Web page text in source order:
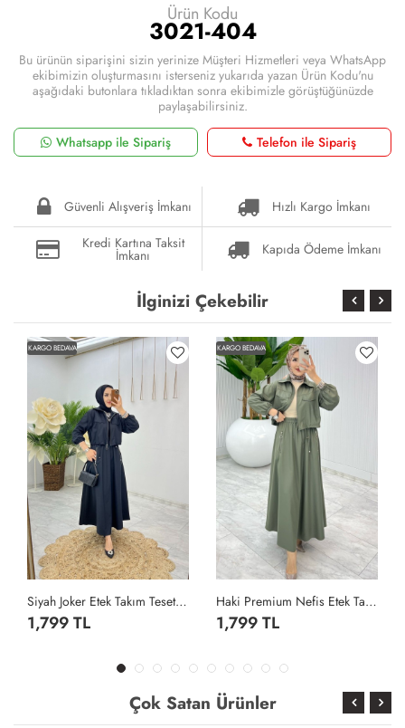
Ürün Kodu
3021-404
Bu ürünün siparişini sizin yerinize Müşteri Hizmetleri veya WhatsApp
ekibimizin oluşturmasını isterseniz yukarıda yazan Ürün Kodu'nu
aşağıdaki butonlara tıkladıktan sonra ekibimizle görüştüğünüzde
paylaşabilirsiniz.
Whatsapp ile Sipariş
Telefon ile Sipariş
Güvenli Alışveriş İmkanı
Hızlı Kargo İmkanı
Kredi Kartına Taksit
İmkanı Kapıda Ödeme İmkanı
İlginizi Çekebilir
KARGO BEDAVA
Siyah Joker Etek Takım Tesettür Giyim Siyah
1,799 TL
KARGO BEDAVA
Haki Premium Nefis Etek Takım Tesettür Giyim Haki
1,799 TL
Çok Satan Ürünler